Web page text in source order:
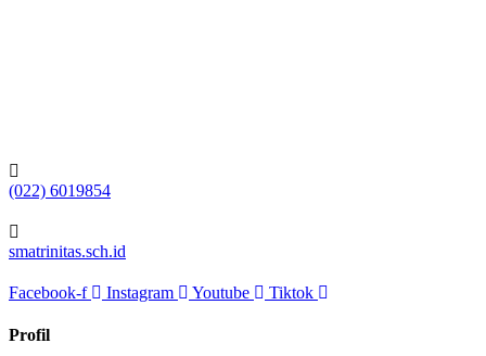
(022) 6019854
smatrinitas.sch.id
Facebook-f Instagram Youtube Tiktok
Profil